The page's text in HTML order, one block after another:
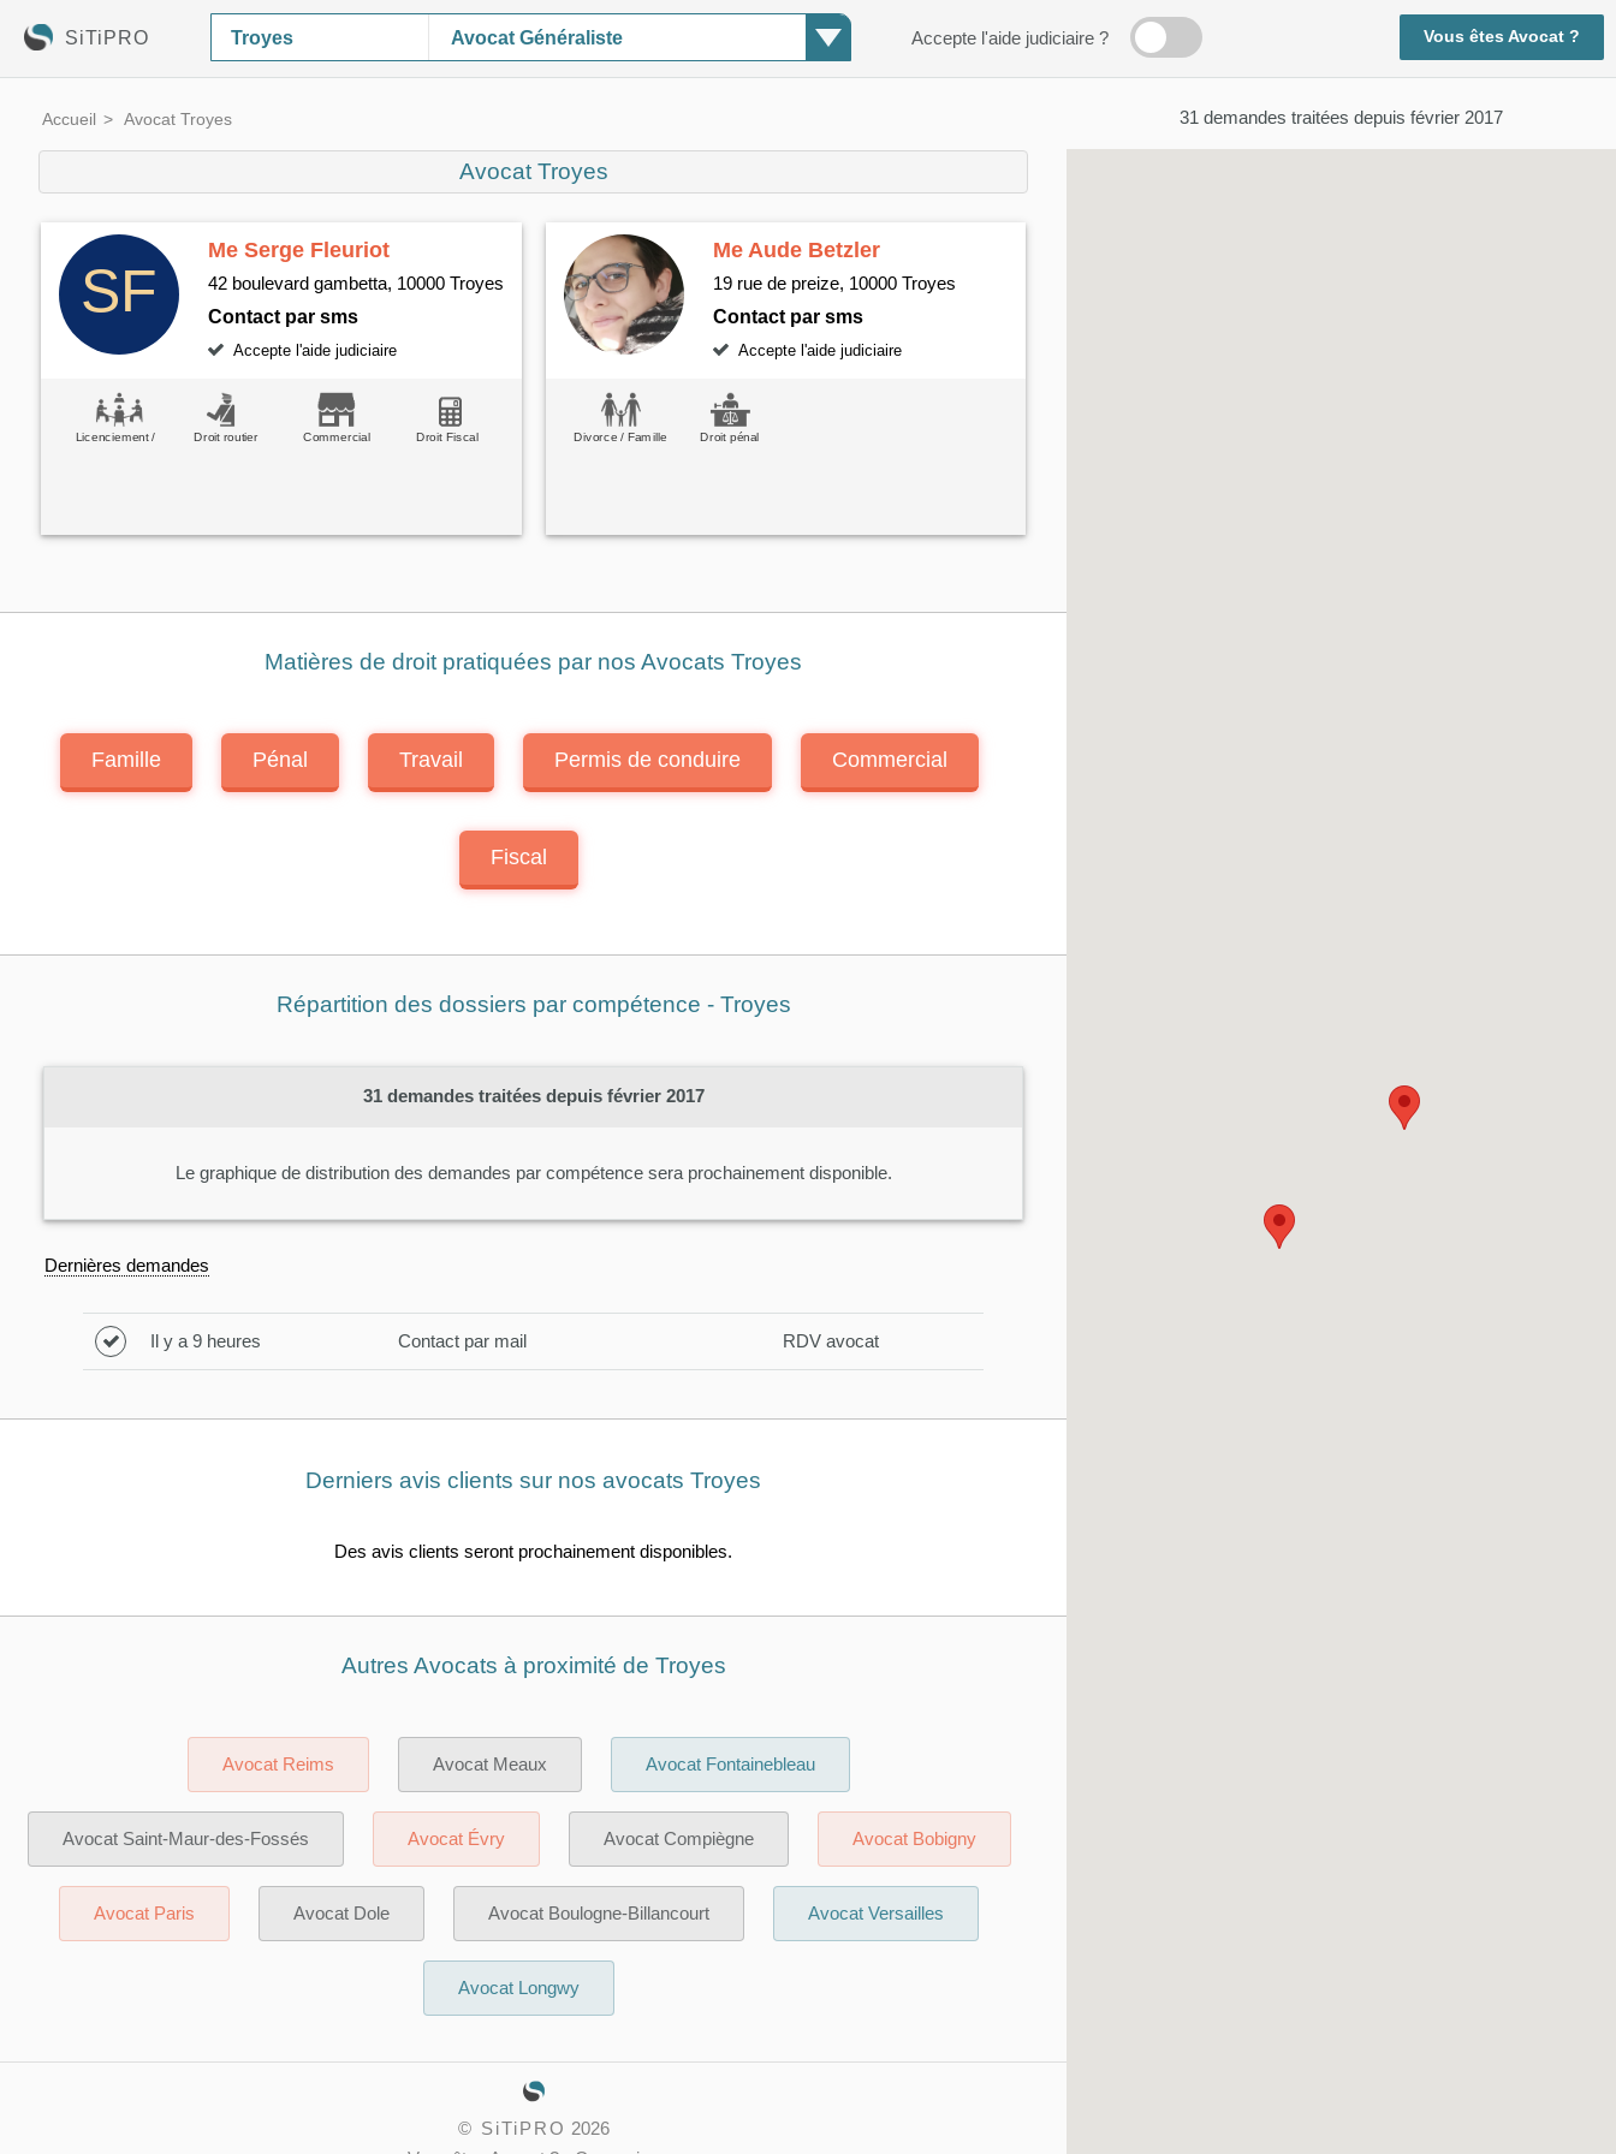
SiTiPRO Avocat Généraliste Accepte l'aide judiciaire ? Vous êtes Avocat ?
Accueil Avocat Troyes
Avocat Troyes
Me Serge Fleuriot
42 boulevard gambetta, 10000 Troyes
Contact par sms
Accepte l'aide judiciaire
Licenciement /
Droit routier Commercial Droit Fiscal
Me Aude Betzler
19 rue de preize, 10000 Troyes
Contact par sms
Accepte l'aide judiciaire
Divorce / Famille Droit pénal
Matières de droit pratiquées par nos Avocats Troyes
Famille Pénal Travail Permis de conduire Commercial
Fiscal
Répartition des dossiers par compétence - Troyes
31demandes traitées depuis février 2017
Le graphique de distribution des demandes par compétence sera prochainement disponible.
Dernières demandes
Il y a 9 heures Contact par mail RDV avocat
Derniers avis clients sur nos avocats Troyes
Des avis clients seront prochainement disponibles.
Autres Avocats à proximité de Troyes
Avocat Reims Avocat Meaux Avocat Fontainebleau
Avocat Saint-Maur-des-Fossés Avocat Évry Avocat Compiègne Avocat Bobigny
Avocat Paris Avocat Dole Avocat Boulogne-Billancourt Avocat Versailles
Avocat Longwy
© SiTiPRO 2026
31 demandes traitées depuis février 2017